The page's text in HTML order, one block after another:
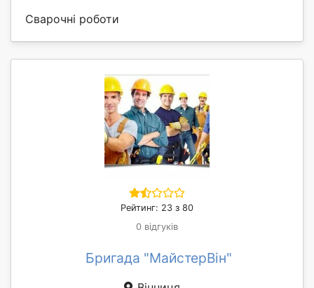
Сварочні роботи
Рейтинг: 23 з 80
0 відгуків
Бригада "МайстерВін"